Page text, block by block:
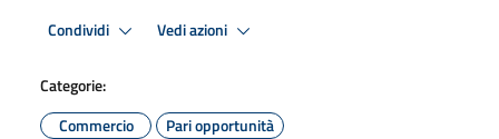
Condividi Vedi azioni
Categorie:
Commercio
Pari opportunità